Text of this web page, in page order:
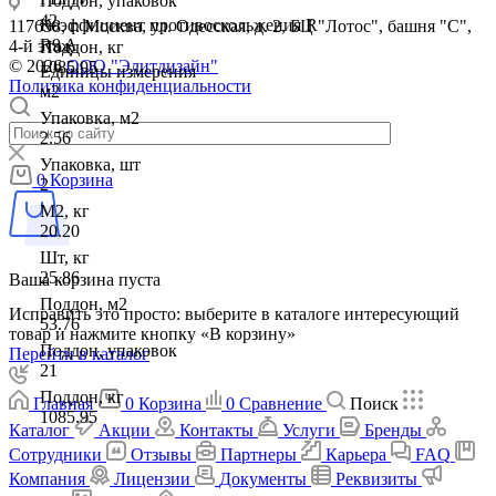
42
Поддон, кг
1085.95
Коэффициент противоскольжения R
R9 A
Единицы измерения
м2
Упаковка, м2
2.56
Упаковка, шт
2
М2, кг
20.20
Шт, кг
25.86
Поддон, м2
53.76
Поддон, упаковок
21
Поддон, кг
1085.95
117638, г. Москва, ул. Одесская, д. 2, БЦ "Лотос", башня "С",
4-й этаж
© 2026ООО "Элитдизайн"
Политика конфиденциальности
0 Корзина
Ваша корзина пуста
Исправить это просто: выберите в каталоге интересующий
товар и нажмите кнопку «В корзину»
Перейти в каталог
Главная 0 Корзина 0 Сравнение
Поиск
Каталог
Акции Контакты Услуги
Бренды
Сотрудники
Отзывы Партнеры Карьера
FAQ
Компания
Лицензии Документы
Реквизиты